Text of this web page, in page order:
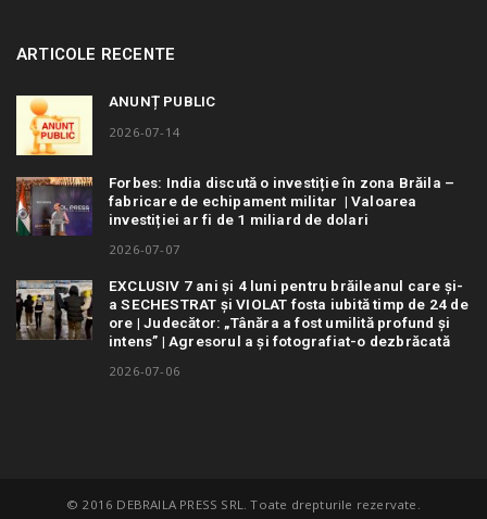
ARTICOLE RECENTE
ANUNȚ PUBLIC
2026-07-14
Forbes: India discută o investiție în zona Brăila –
fabricare de echipament militar | Valoarea
investiției ar fi de 1 miliard de dolari
2026-07-07
EXCLUSIV 7 ani și 4 luni pentru brăileanul care și-
a SECHESTRAT și VIOLAT fosta iubită timp de 24 de
ore | Judecător: „Tânăra a fost umilită profund și
intens” | Agresorul a și fotografiat-o dezbrăcată
2026-07-06
© 2016 DEBRAILA PRESS SRL. Toate drepturile rezervate.